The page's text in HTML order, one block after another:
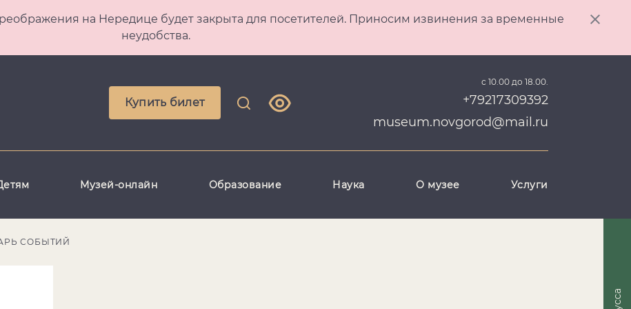
на Нередице будет закрыта для посетителей. Приносим извинения за временные
неудобства.
Купить билет
с 10.00 до 18.00.
+79217309392
museum.novgorod@mail.ru
Музей-онлайн Образование Наука О музее Услуги
СОБЫТИЙ